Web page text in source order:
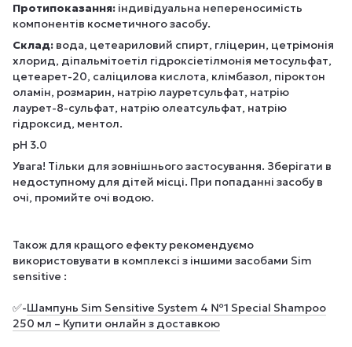
Протипоказання: індивідуальна непереносимість
компонентів косметичного засобу.
Склад: вода, цетеариловий спирт, гліцерин, цетрімонія
хлорид, діпальмітоетіл гідроксіетілмонія метосульфат,
цетеарет-20, саліцилова кислота, клімбазол, піроктон
оламін, розмарин, натрію лауретсульфат, натрію
лаурет-8-сульфат, натрію олеатсульфат, натрію
гідроксид, ментол.
pH 3.0
Увага! Тільки для зовнішнього застосування. Зберігати в
недоступному для дітей місці. При попаданні засобу в
очі, промийте очі водою.
Також для кращого ефекту рекомендуємо
використовувати в комплексі з іншими засобами Sim
sensitive :
✅-Шампунь Sim Sensitive System 4 №1 Special Shampoo
250 мл – Купити онлайн з доставкою